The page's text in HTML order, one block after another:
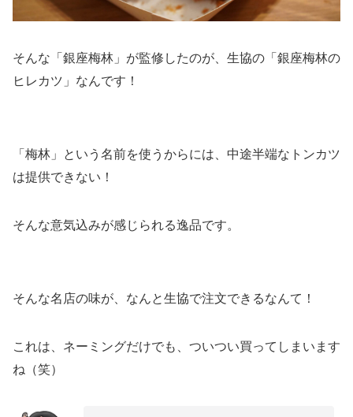
そんな「銀座梅林」が監修したのが、生協の「銀座梅林の
ヒレカツ」なんです！
「梅林」という名前を使うからには、中途半端なトンカツ
は提供できない！
そんな意気込みが感じられる逸品です。
そんな名店の味が、なんと生協で注文できるなんて！
これは、ネーミングだけでも、ついつい買ってしまいます
ね（笑）